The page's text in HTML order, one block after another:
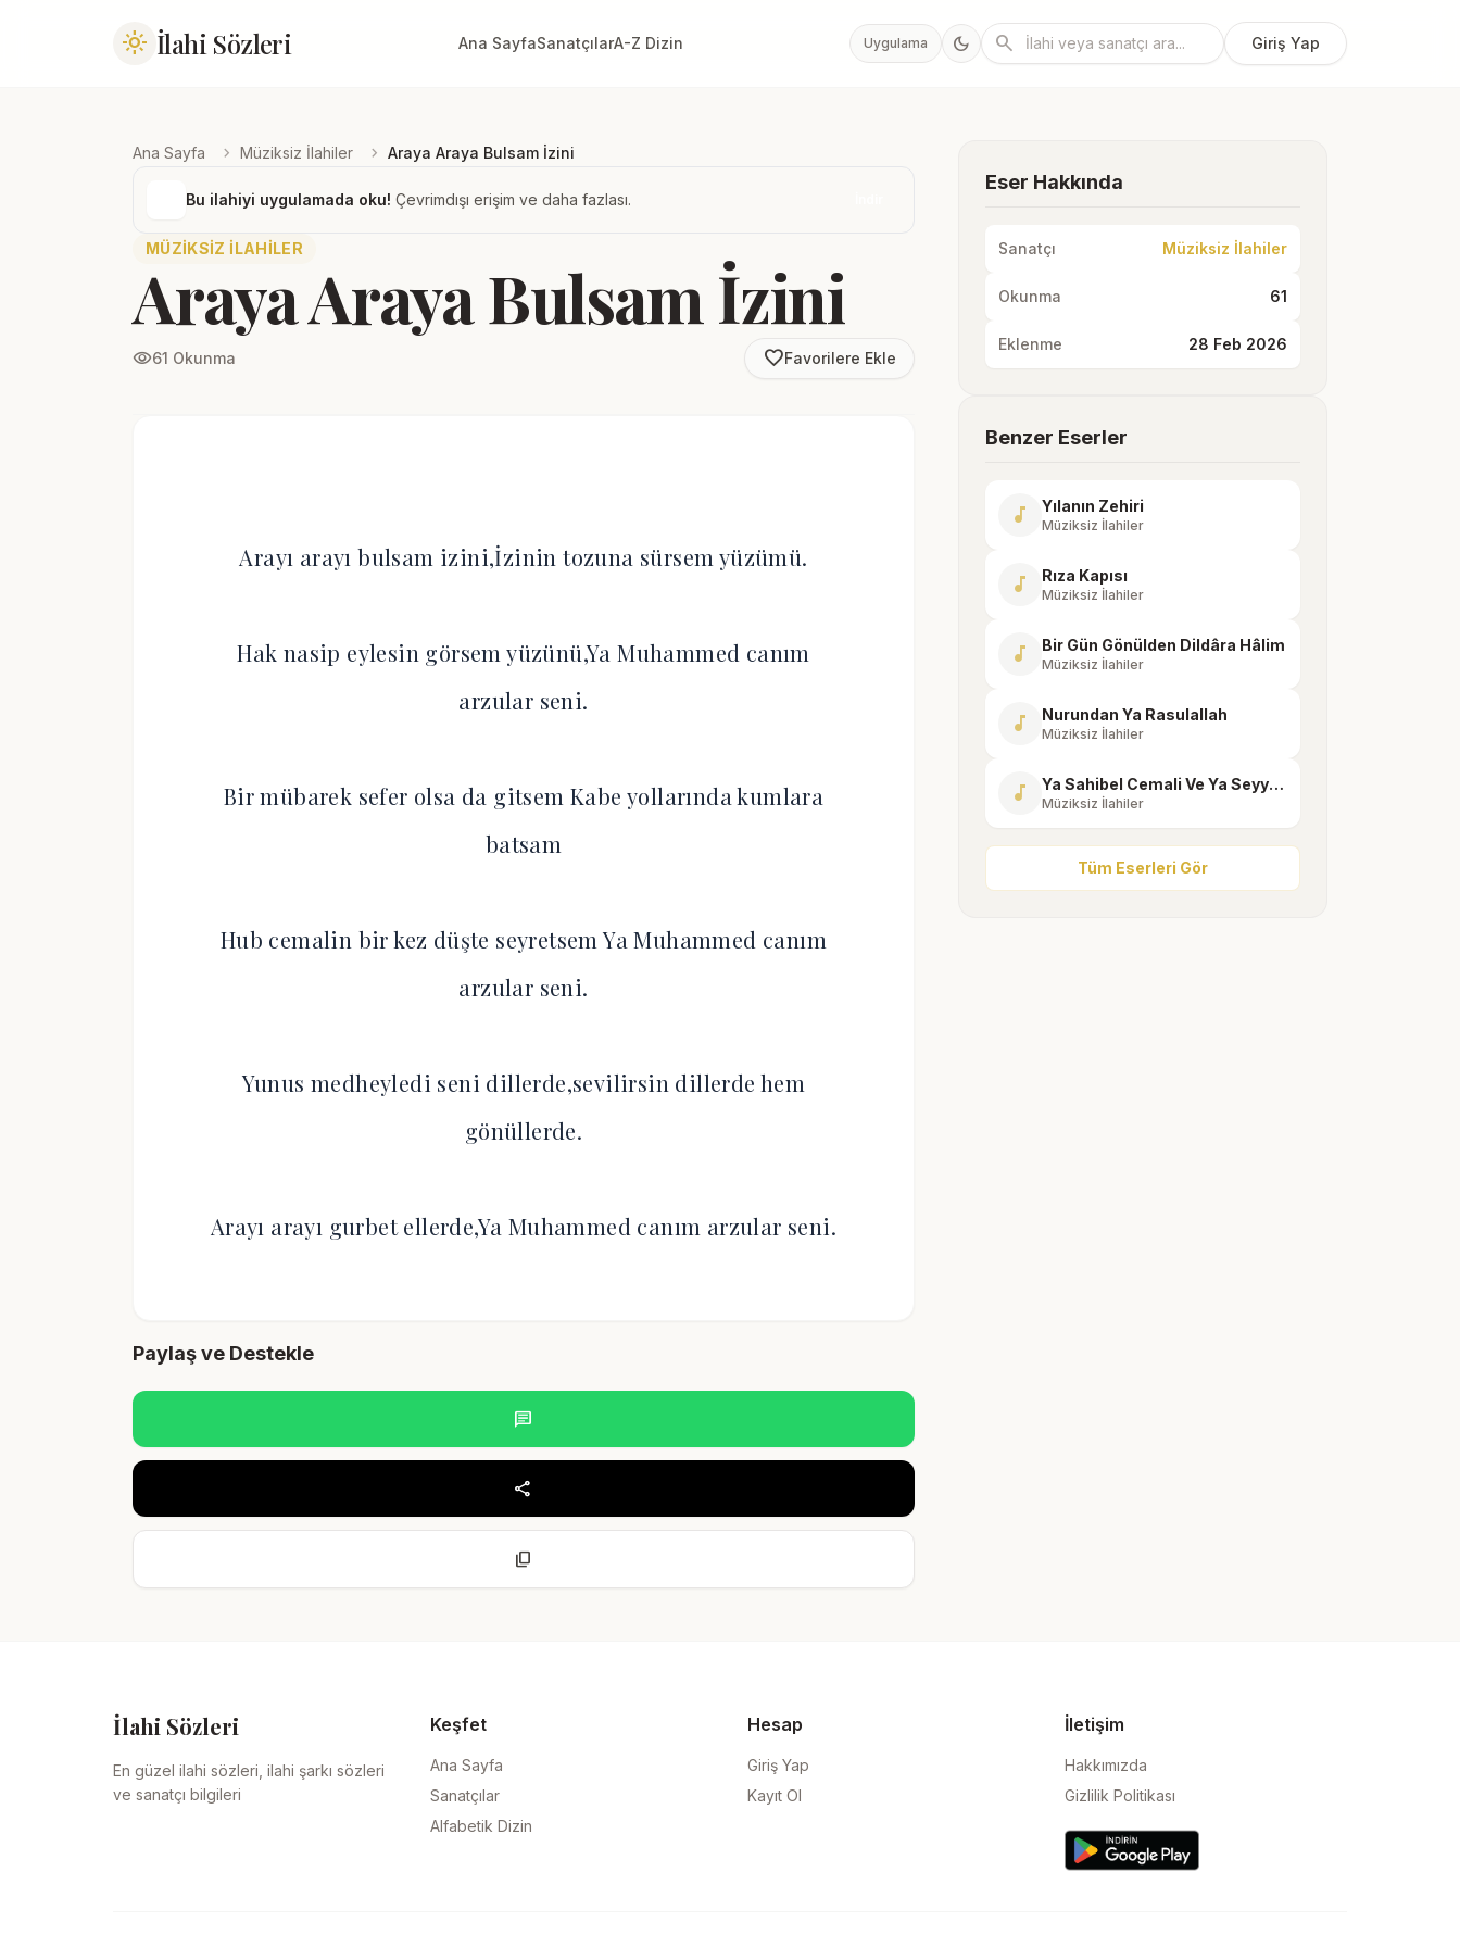
light_mode İlahi Sözleri Ana SayfaSanatçılarA-Z Dizin Uygulama dark_mode search Giriş Yap
Ana Sayfa chevron_right Müziksiz İlahiler chevron_right Araya Araya Bulsam İzini
Bu ilahiyi uygulamada oku! Çevrimdışı erişim ve daha fazlası.
MÜZIKSIZ İLAHILER
Araya Araya Bulsam İzini
visibility61 Okunma favorite_borderFavorilere Ekle
Arayı arayı bulsam izini,İzinin tozuna sürsem yüzümü.
Hak nasip eylesin görsem yüzünü,Ya Muhammed canım
arzular seni.
Bir mübarek sefer olsa da gitsem Kabe yollarında kumlara
batsam
Hub cemalin bir kez düşte seyretsem Ya Muhammed canım
arzular seni.
Yunus medheyledi seni dillerde,sevilirsin dillerde hem
gönüllerde.
Arayı arayı gurbet ellerde,Ya Muhammed canım arzular seni.
Paylaş ve Destekle
chat
share
content_copy
Eser Hakkında
Sanatçı Müziksiz İlahiler
Okunma 61
Eklenme 28 Feb 2026
Benzer Eserler
music_note Yılanın Zehiri
Müziksiz İlahiler
music_note Rıza Kapısı
Müziksiz İlahiler
music_note Bir Gün Gönülden Dildâra Hâlim
Müziksiz İlahiler
music_note Nurundan Ya Rasulallah
Müziksiz İlahiler
music_note Ya Sahibel Cemali Ve Ya Seyyidel Beşer
Müziksiz İlahiler
Tüm Eserleri Gör
İlahi Sözleri
En güzel ilahi sözleri, ilahi şarkı sözleri
ve sanatçı bilgileri
Keşfet
Ana Sayfa
Sanatçılar
Alfabetik Dizin
Hesap
Giriş Yap
Kayıt Ol
İletişim
Hakkımızda
Gizlilik Politikası